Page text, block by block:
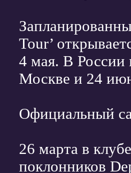
Tour’
4 мая. В России
Москве и 24
Официальный
26 марта в
поклонников